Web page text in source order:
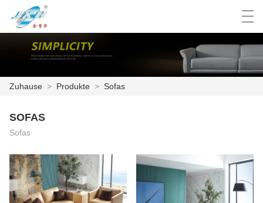
ZUHAUSE
PRODUKTE
FABRIK
NACHRICHTEN
العربية Deutsch Español
Zuhause > Produkte > Sofas
SOFAS
Sofas